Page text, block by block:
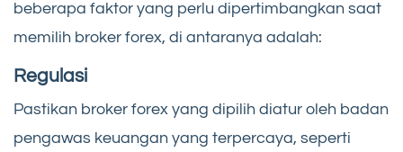
beberapa faktor yang perlu dipertimbangkan saat
memilih broker forex, di antaranya adalah:
Regulasi
Pastikan broker forex yang dipilih diatur oleh badan
pengawas keuangan yang terpercaya, seperti